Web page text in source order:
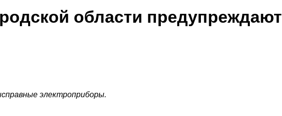
области предупреждают
электроприборы.